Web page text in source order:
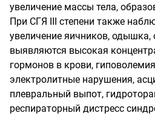
увеличение массы тела,
При СГЯ III степени также
увеличение яичников, одышка,
выявляются высокая
гормонов в крови,
электролитные нарушения,
плевральный выпот,
респираторный дистресс